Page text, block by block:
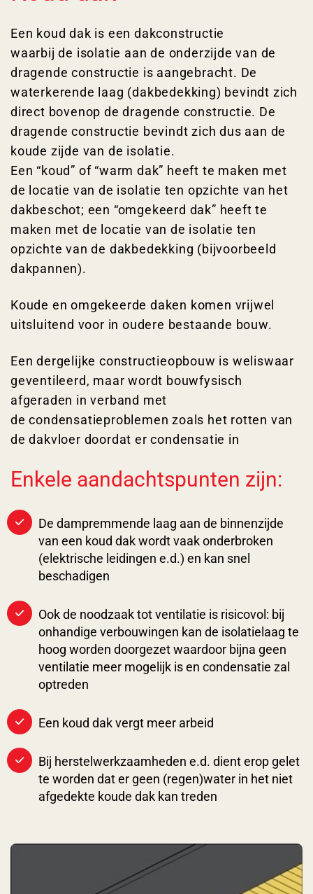
Een koud dak is een dakconstructie
waarbij de isolatie aan de onderzijde van de
dragende constructie is aangebracht. De
waterkerende laag (dakbedekking) bevindt zich
direct bovenop de dragende constructie. De
dragende constructie bevindt zich dus aan de
koude zijde van de isolatie.
Een “koud” of “warm dak” heeft te maken met
de locatie van de isolatie ten opzichte van het
dakbeschot; een “omgekeerd dak” heeft te
maken met de locatie van de isolatie ten
opzichte van de dakbedekking (bijvoorbeeld
dakpannen).
Koude en omgekeerde daken komen vrijwel
uitsluitend voor in oudere bestaande bouw.
Een dergelijke constructieopbouw is weliswaar
geventileerd, maar wordt bouwfysisch
afgeraden in verband met
de condensatieproblemen zoals het rotten van
de dakvloer doordat er condensatie in
Enkele aandachtspunten zijn:
De dampremmende laag aan de binnenzijde
van een koud dak wordt vaak onderbroken
(elektrische leidingen e.d.) en kan snel
beschadigen
Ook de noodzaak tot ventilatie is risicovol: bij
onhandige verbouwingen kan de isolatielaag te
hoog worden doorgezet waardoor bijna geen
ventilatie meer mogelijk is en condensatie zal
optreden
Een koud dak vergt meer arbeid
Bij herstelwerkzaamheden e.d. dient erop gelet
te worden dat er geen (regen)water in het niet
afgedekte koude dak kan treden